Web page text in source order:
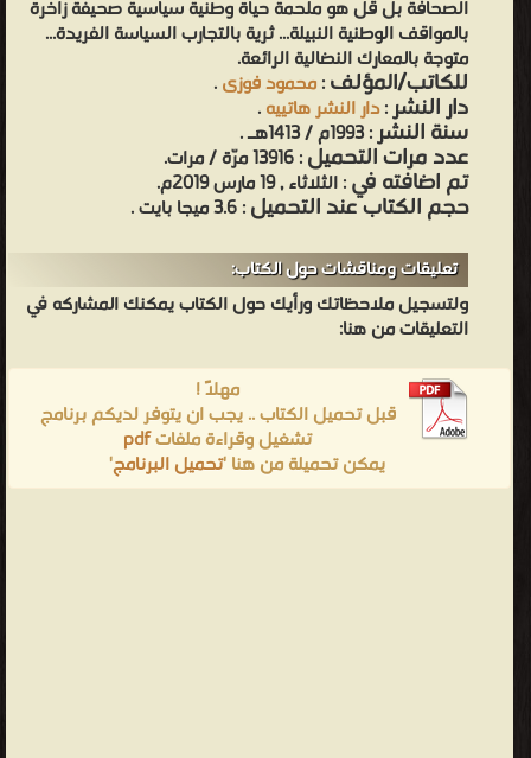
الصحافة بل قل هو ملحمة حياة وطنية سياسية صحيفة زاخرة
بالمواقف الوطنية النبيلة... ثرية بالتجارب السياسة الفريدة...
متوجة بالمعارك النضالية الرائعة.
للكاتب/المؤلف:محمود فوزى.
دار النشر:دار النشر هاتييه.
سنة النشر: 1993م / 1413هـ .
عدد مرات التحميل: 13916 مرّة / مرات.
تم اضافته في: الثلاثاء , 19 مارس 2019م.
حجم الكتاب عند التحميل: 3.6 ميجا بايت .
تعليقات ومناقشات حول الكتاب:
ولتسجيل ملاحظاتك ورأيك حول الكتاب يمكنك المشاركه في
التعليقات من هنا:
مهلاً !
قبل تحميل الكتاب .. يجب ان يتوفر لديكم برنامج
تشغيل وقراءة ملفاتpdf
يمكن تحميلة من هنا 'تحميل البرنامج'